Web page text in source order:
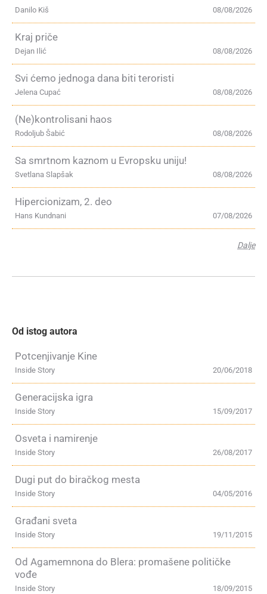
08/08/2026
Danilo Kiš
Kraj priče
08/08/2026
Dejan Ilić
Svi ćemo jednoga dana biti teroristi
08/08/2026
Jelena Cupać
(Ne)kontrolisani haos
08/08/2026
Rodoljub Šabić
Sa smrtnom kaznom u Evropsku uniju!
08/08/2026
Svetlana Slapšak
Hipercionizam, 2. deo
07/08/2026
Hans Kundnani
Dalje
Od istog autora
Potcenjivanje Kine
20/06/2018
Inside Story
Generacijska igra
15/09/2017
Inside Story
Osveta i namirenje
26/08/2017
Inside Story
Dugi put do biračkog mesta
04/05/2016
Inside Story
Građani sveta
19/11/2015
Inside Story
Od Agamemnona do Blera: promašene političke
vođe
18/09/2015
Inside Story